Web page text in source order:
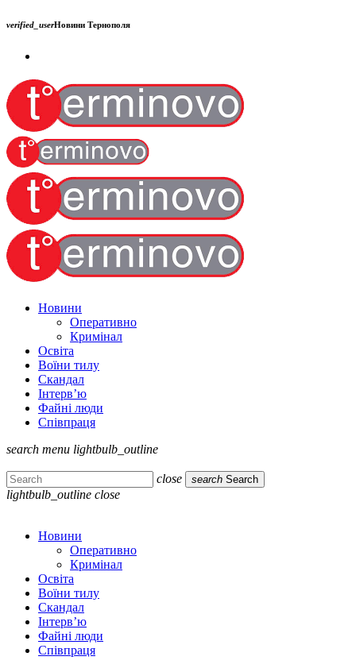
verified_userНовини Тернополя
Новини
Оперативно
Кримінал
Освіта
Воїни тилу
Скандал
Інтерв’ю
Файні люди
Співпраця
search menu lightbulb_outline
close search Search
lightbulb_outline close
Новини
Оперативно
Кримінал
Освіта
Воїни тилу
Скандал
Інтерв’ю
Файні люди
Співпраця